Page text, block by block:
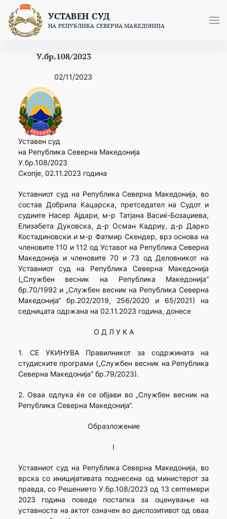
content
УСТАВЕН СУД
НА РЕПУБЛИКА СЕВЕРНА МАКЕДОНИЈА
У.бр.108/2023
02/11/2023
Уставен суд
на Република Северна Македонија
У.бр.108/2023
Скопје, 02.11.2023 година
Уставниот суд на Република Северна Македонија, во
состав Добрила Кацарска, претседател на Судот и
судиите Насер Ајдари, м-р Татјана Васиќ-Бозаџиева,
Елизабета Дуковска, д-р Осман Кадриу, д-р Дарко
Костадиновски и м-р Фатмир Скендер, врз основа на
членовите 110 и 112 од Уставот на Република Северна
Македонија и членовите 70 и 73 од Деловникот на
Уставниот суд на Република Северна Македонија
(„Службен весник на Република Македонија”
бр.70/1992 и „Службен весник на Република Северна
Македонија“ бр.202/2019, 256/2020 и 65/2021) на
седницата одржана на 02.11.2023 година, донесе
О Д Л У К А
1. СЕ УКИНУВА Правилникот за содржината на
студиските програми („Службен весник на Република
Северна Македонија” бр.79/2023).
2. Оваa одлука ќе се објави во „Службен весник на
Република Северна Македонија“.
Образложение
I
Уставниот суд на Република Северна Македонија, во
врска со иницијативата поднесена од министерот за
правда, со Решението У.бр.108/2023 од 13 септември
2023 година поведе постапка за оценување на
уставноста на актот означен во диспозитивот од оваа